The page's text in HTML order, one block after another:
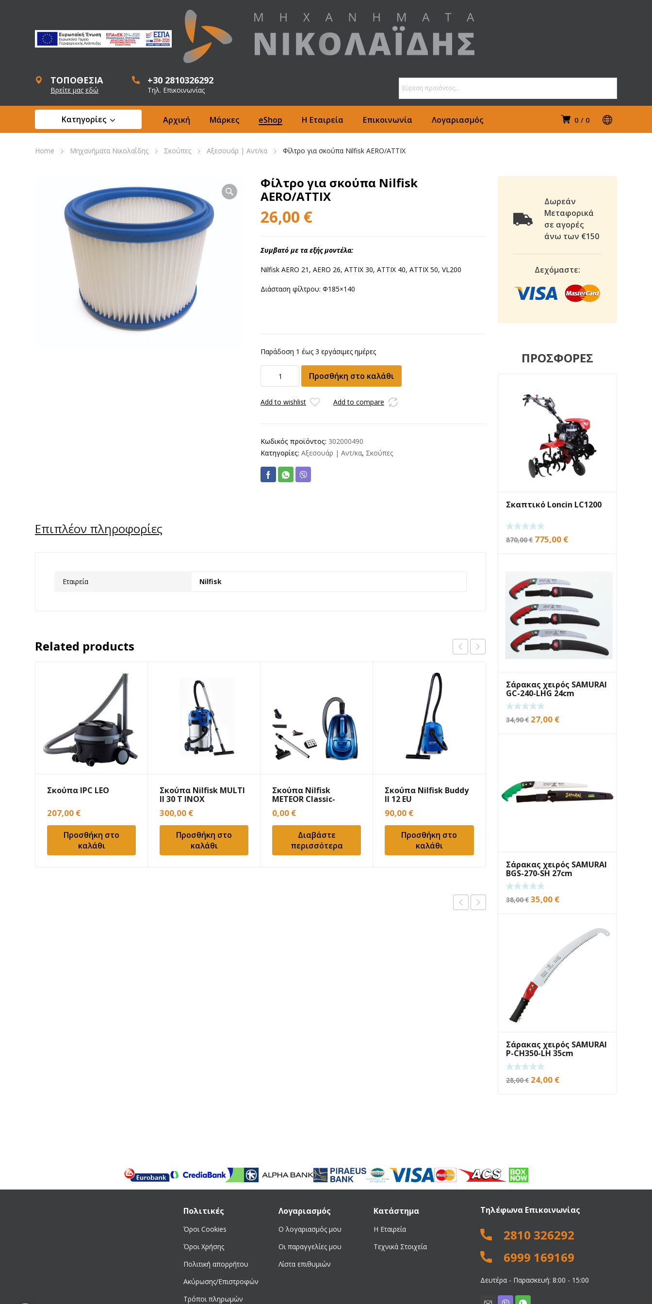
ΤΟΠΟΘΕΣΙΑ
Βρείτε μας εδώ
+30 2810326292
Τηλ. Επικοινωνίας
0 0
Κατηγορίες Αρχική Μάρκες eShop Η Εταιρεία Επικοινωνία Λογαριασμός
Home Μηχανήματα Νικολαΐδης Σκούπες Αξεσουάρ | Αντ/κα Φίλτρο για σκούπα Nilfisk AERO/ATTIX
Φίλτρο για σκούπα Nilfisk
AERO/ATTIX
26,00 €
Συμβατό με τα εξής μοντέλα:
Nilfisk AERO 21, AERO 26, ATTIX 30, ATTIX 40, ATTIX 50, VL200
Διάσταση φίλτρου: Φ185×140
Παράδοση 1 έως 3 εργάσιμες ημέρες
Nilfisk
Προσθήκη στο καλάθι
Add to wishlist Add to compare
Κωδικός προϊόντος: 302000490
Κατηγορίες: Αξεσουάρ | Αντ/κα, Σκούπες
Επιπλέον πληροφορίες
Εταιρεία Nilfisk
Related products
Σκούπα IPC LEO
207,00 €
Προσθήκη στο
καλάθι
Σκούπα Nilfisk MULTI
II 30 T INOX
300,00 €
Προσθήκη στο
καλάθι
Σκούπα Nilfisk
METEOR Classic-
Bagless
0,00 €
Διαβάστε
περισσότερα
Σκούπα Nilfisk Buddy
II 12 EU
90,00 €
Προσθήκη στο
καλάθι
Σκούπα Nilfisk AERO
21-21 PC Υγρών-
Δωρεάν
Μεταφορικά
σε αγορές
άνω των €150
Δεχόμαστε:
ΠΡΟΣΦΟΡΕΣ
Σκαπτικό Loncin LC1200
870,00€ Original
775,00 €Η
775,00 €.
Σάρακας χειρός SAMURAI
GC-240-LHG 24cm
34,90€ Original
27,00 €Η
Σάρακας χειρός SAMURAI
BGS-270-SH 27cm
38,00€ Original
35,00 €Η
είναι:
35,00 €.
Σάρακας χειρός SAMURAI
P-CH350-LH 35cm
28,00€ Original
24,00 €Η
Πολιτικές
Όροι Cookies
Όροι Χρήσης
Πολιτική απορρήτου
Ακύρωσης/Επιστροφών
Τρόποι πληρωμών
Λογαριασμός
Ο λογαριασμός μου
Οι παραγγελίες μου
Λίστα επιθυμιών
Κατάστημα
Η Εταιρεία
Τεχνικά Στοιχεία
Τηλέφωνα Επικοινωνίας
2810 326292
6999 169169
Δευτέρα - Παρασκευή: 8:00 - 15:00